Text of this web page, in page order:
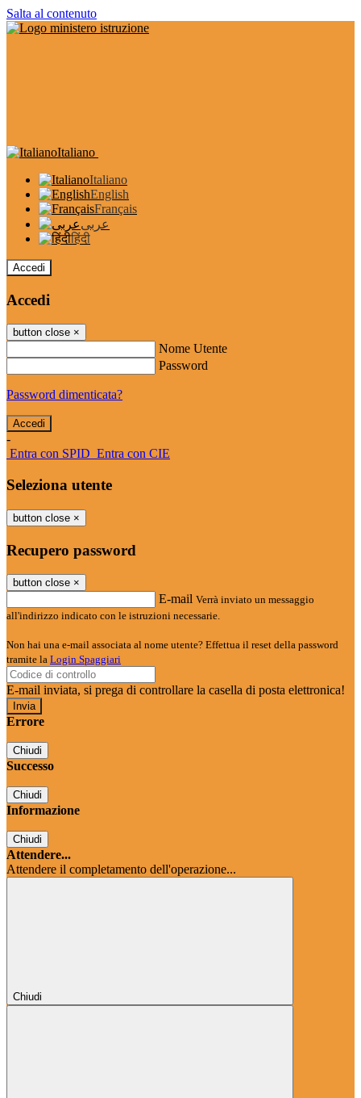
Salta al contenuto
Italiano
Italiano
English
Français
عربى
हिंदी
Accedi
Accedi
button close ×
Nome Utente
Password
Password dimenticata?
-
Entra con SPID Entra con CIE
Seleziona utente
button close ×
Recupero password
button close ×
E-mail Verrà inviato un messaggio
all'indirizzo indicato con le istruzioni necessarie.
Non hai una e-mail associata al nome utente? Effettua il reset della password
tramite la Login Spaggiari
E-mail inviata, si prega di controllare la casella di posta elettronica!
Errore
Chiudi
Successo
Chiudi
Informazione
Chiudi
Attendere...
Attendere il completamento dell'operazione...
Chiudi